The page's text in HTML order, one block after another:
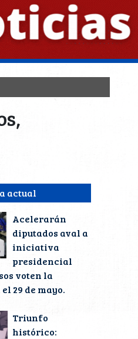
actual
Acelerarán
diputados aval a
iniciativa
presidencial
voten la
29 de mayo.
Triunfo
histórico: